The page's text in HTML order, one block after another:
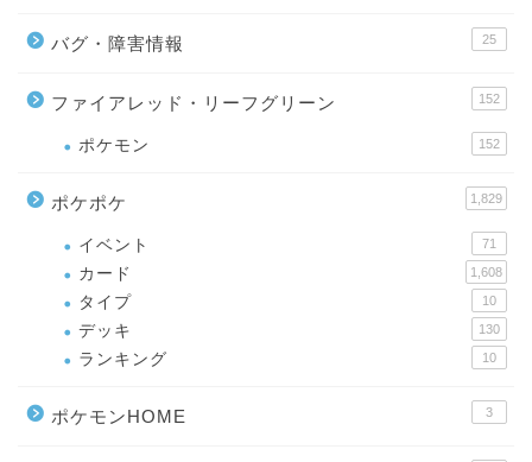
バグ・障害情報 25
ファイアレッド・リーフグリーン 152
ポケモン 152
ポケポケ 1,829
イベント 71
カード 1,608
タイプ 10
デッキ 130
ランキング 10
ポケモンHOME 3